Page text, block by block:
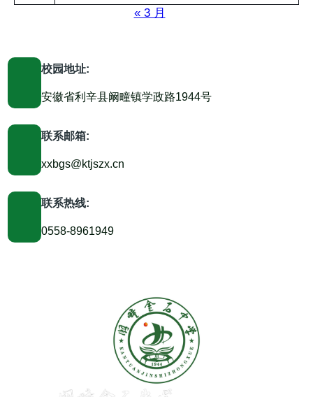
« 3 月
校园地址:
安徽省利辛县阚疃镇学政路1944号
联系邮箱:
xxbgs@ktjszx.cn
联系热线:
0558-8961949